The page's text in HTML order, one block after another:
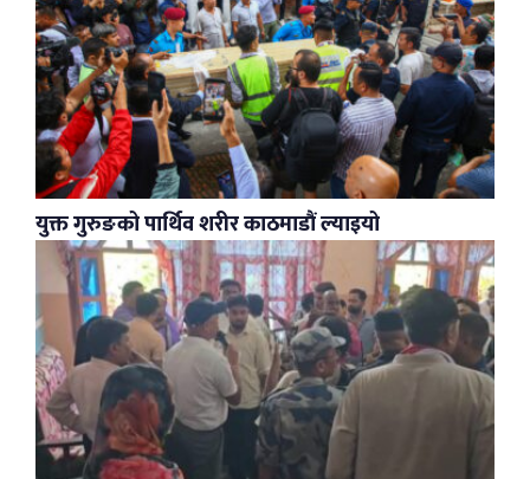
युक्त गुरुङको पार्थिव शरीर काठमाडौं ल्याइयो